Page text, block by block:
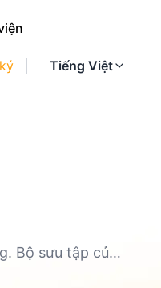
Tiếng Việt
Bộ sưu tập của